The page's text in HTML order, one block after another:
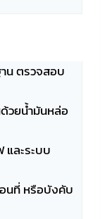
าน ตรวจสอบ
วยน้ำมันหล่อ
และระบบ
นที่ หรือบังคับ